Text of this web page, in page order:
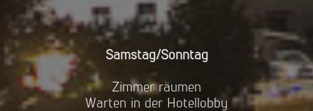
Samstag/Sonntag
Zimmer räumen
Warten in der Hotellobby